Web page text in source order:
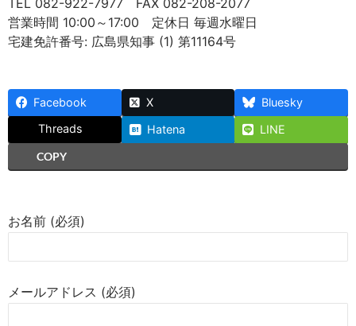
TEL 082-922-7977 FAX 082-208-2077
営業時間 10:00～17:00 定休日 毎週水曜日
宅建免許番号: 広島県知事 (1) 第11164号
Facebook X
Bluesky
Threads
Hatena
LINE
COPY
お名前 (必須)
メールアドレス (必須)